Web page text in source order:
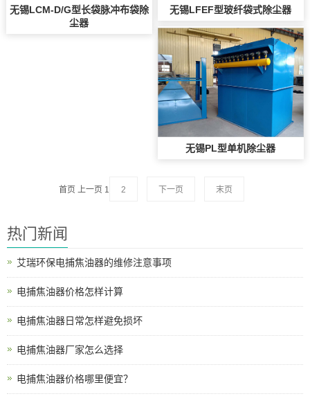
无锡LCM-D/G型长袋脉冲布袋除
尘器
无锡LFEF型玻纤袋式除尘器
无锡PL型单机除尘器
首页 上一页 1 2 下一页 末页
热门新闻
艾瑞环保电捕焦油器的维修注意事项
电捕焦油器价格怎样计算
电捕焦油器日常怎样避免损坏
电捕焦油器厂家怎么选择
电捕焦油器价格哪里便宜？